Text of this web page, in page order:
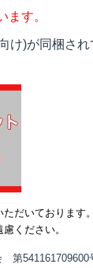
す。
)が同梱され
だいております。
ください。
第